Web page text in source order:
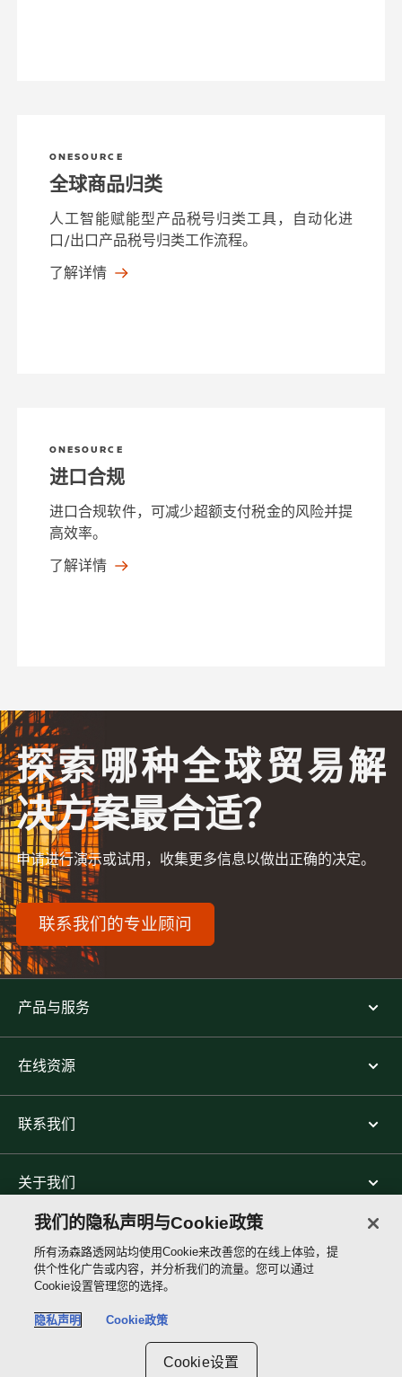
ONESOURCE
全球商品归类
人工智能赋能型产品税号归类工具，自动化进
口/出口产品税号归类工作流程。
了解详情
ONESOURCE
进口合规
进口合规软件，可减少超额支付税金的风险并提
高效率。
了解详情
探索哪种全球贸易解
决方案最合适？
申请进行演示或试用，收集更多信息以做出正确的决定。
联系我们的专业顾问
产品与服务
在线资源
联系我们
关于我们
Reuters
我们的隐私声明与Cookie政策
所有汤森路透网站均使用Cookie来改善您的在线上体验，提
供个性化广告或内容，并分析我们的流量。您可以通过
Cookie设置管理您的选择。
隐私声明 Cookie政策
Cookie设置